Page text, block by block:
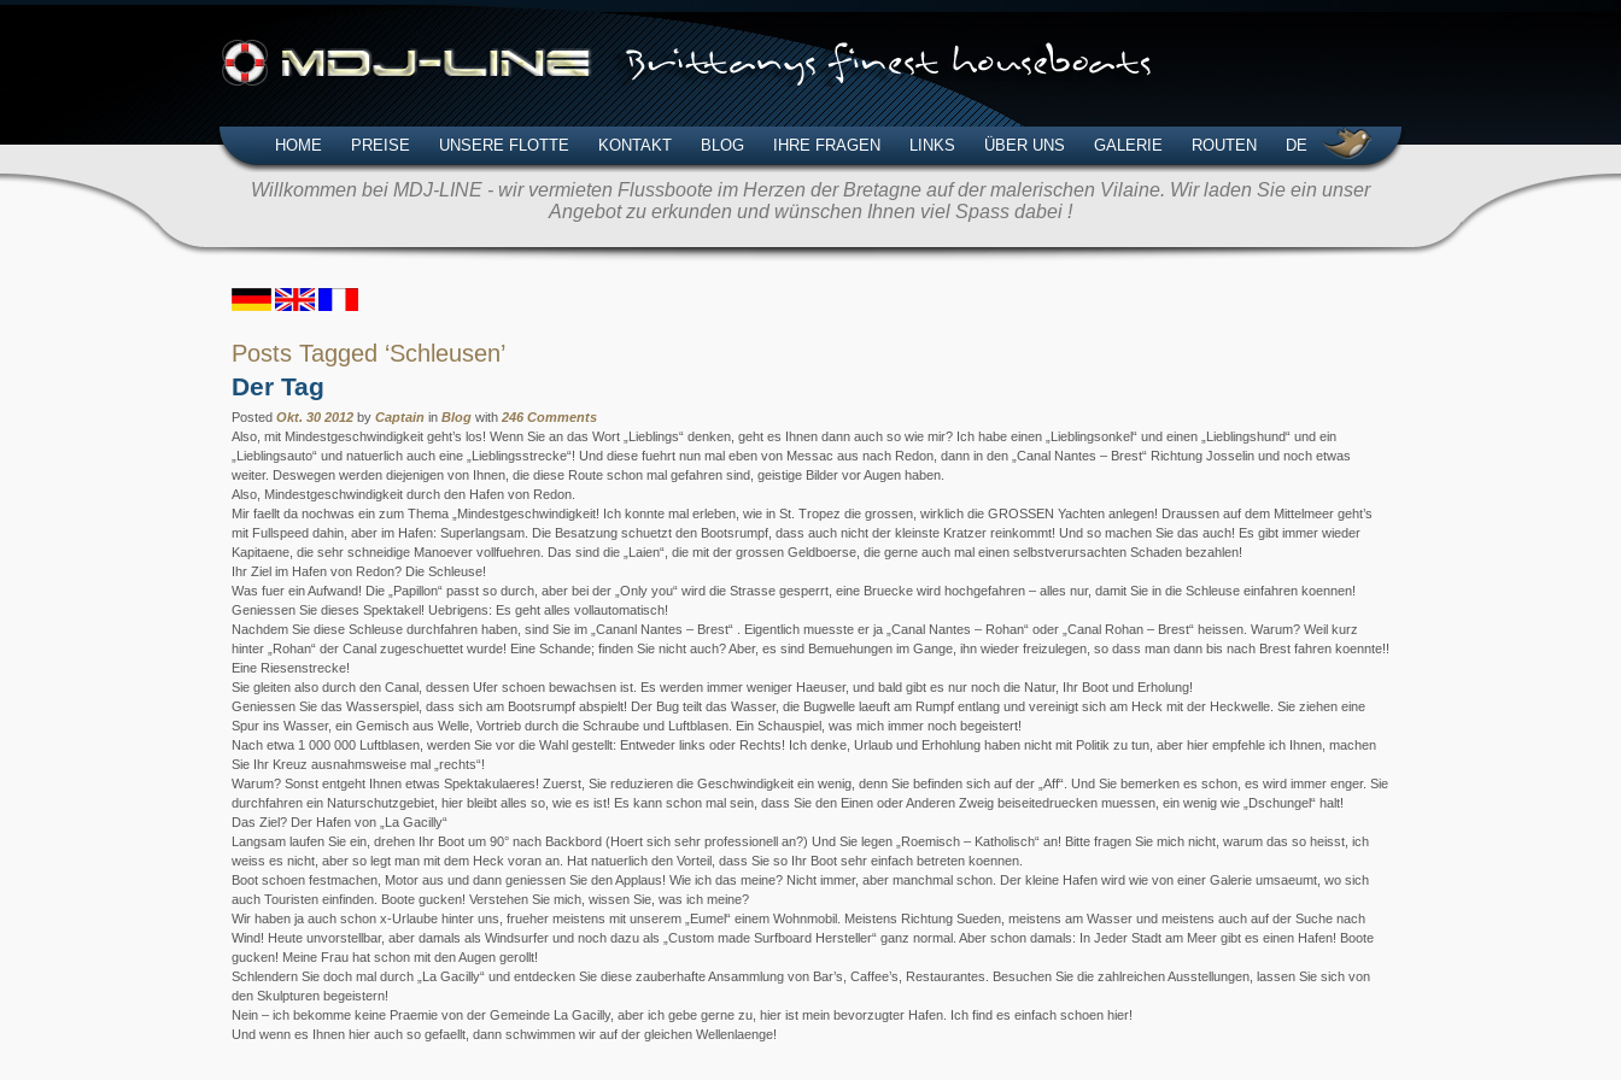
HOME PREISE UNSERE FLOTTE KONTAKT BLOG IHRE FRAGEN LINKS ÜBER UNS GALERIE ROUTEN DE
Willkommen bei MDJ-LINE - wir vermieten Flussboote im Herzen der Bretagne auf der malerischen Vilaine. Wir laden Sie ein unser
Angebot zu erkunden und wünschen Ihnen viel Spass dabei !
Posts Tagged ‘Schleusen’
Der Tag
Posted Okt. 30 2012 by Captain in Blog with 246 Comments
Also, mit Mindestgeschwindigkeit geht’s los! Wenn Sie an das Wort „Lieblings“ denken, geht es Ihnen dann auch so wie mir? Ich habe einen „Lieblingsonkel“ und einen „Lieblingshund“ und ein
„Lieblingsauto“ und natuerlich auch eine „Lieblingsstrecke“! Und diese fuehrt nun mal eben von Messac aus nach Redon, dann in den „Canal Nantes – Brest“ Richtung Josselin und noch etwas
weiter. Deswegen werden diejenigen von Ihnen, die diese Route schon mal gefahren sind, geistige Bilder vor Augen haben.
Also, Mindestgeschwindigkeit durch den Hafen von Redon.
Mir faellt da nochwas ein zum Thema „Mindestgeschwindigkeit! Ich konnte mal erleben, wie in St. Tropez die grossen, wirklich die GROSSEN Yachten anlegen! Draussen auf dem Mittelmeer geht’s
mit Fullspeed dahin, aber im Hafen: Superlangsam. Die Besatzung schuetzt den Bootsrumpf, dass auch nicht der kleinste Kratzer reinkommt! Und so machen Sie das auch! Es gibt immer wieder
Kapitaene, die sehr schneidige Manoever vollfuehren. Das sind die „Laien“, die mit der grossen Geldboerse, die gerne auch mal einen selbstverursachten Schaden bezahlen!
Ihr Ziel im Hafen von Redon? Die Schleuse!
Was fuer ein Aufwand! Die „Papillon“ passt so durch, aber bei der „Only you“ wird die Strasse gesperrt, eine Bruecke wird hochgefahren – alles nur, damit Sie in die Schleuse einfahren koennen!
Geniessen Sie dieses Spektakel! Uebrigens: Es geht alles vollautomatisch!
Nachdem Sie diese Schleuse durchfahren haben, sind Sie im „Cananl Nantes – Brest“ . Eigentlich muesste er ja „Canal Nantes – Rohan“ oder „Canal Rohan – Brest“ heissen. Warum? Weil kurz
hinter „Rohan“ der Canal zugeschuettet wurde! Eine Schande; finden Sie nicht auch? Aber, es sind Bemuehungen im Gange, ihn wieder freizulegen, so dass man dann bis nach Brest fahren koennte!!
Eine Riesenstrecke!
Sie gleiten also durch den Canal, dessen Ufer schoen bewachsen ist. Es werden immer weniger Haeuser, und bald gibt es nur noch die Natur, Ihr Boot und Erholung!
Geniessen Sie das Wasserspiel, dass sich am Bootsrumpf abspielt! Der Bug teilt das Wasser, die Bugwelle laeuft am Rumpf entlang und vereinigt sich am Heck mit der Heckwelle. Sie ziehen eine
Spur ins Wasser, ein Gemisch aus Welle, Vortrieb durch die Schraube und Luftblasen. Ein Schauspiel, was mich immer noch begeistert!
Nach etwa 1 000 000 Luftblasen, werden Sie vor die Wahl gestellt: Entweder links oder Rechts! Ich denke, Urlaub und Erhohlung haben nicht mit Politik zu tun, aber hier empfehle ich Ihnen, machen
Sie Ihr Kreuz ausnahmsweise mal „rechts“!
Warum? Sonst entgeht Ihnen etwas Spektakulaeres! Zuerst, Sie reduzieren die Geschwindigkeit ein wenig, denn Sie befinden sich auf der „Aff“. Und Sie bemerken es schon, es wird immer enger. Sie
durchfahren ein Naturschutzgebiet, hier bleibt alles so, wie es ist! Es kann schon mal sein, dass Sie den Einen oder Anderen Zweig beiseitedruecken muessen, ein wenig wie „Dschungel“ halt!
Das Ziel? Der Hafen von „La Gacilly“
Langsam laufen Sie ein, drehen Ihr Boot um 90° nach Backbord (Hoert sich sehr professionell an?) Und Sie legen „Roemisch – Katholisch“ an! Bitte fragen Sie mich nicht, warum das so heisst, ich
weiss es nicht, aber so legt man mit dem Heck voran an. Hat natuerlich den Vorteil, dass Sie so Ihr Boot sehr einfach betreten koennen.
Boot schoen festmachen, Motor aus und dann geniessen Sie den Applaus! Wie ich das meine? Nicht immer, aber manchmal schon. Der kleine Hafen wird wie von einer Galerie umsaeumt, wo sich
auch Touristen einfinden. Boote gucken! Verstehen Sie mich, wissen Sie, was ich meine?
Wir haben ja auch schon x-Urlaube hinter uns, frueher meistens mit unserem „Eumel“ einem Wohnmobil. Meistens Richtung Sueden, meistens am Wasser und meistens auch auf der Suche nach
Wind! Heute unvorstellbar, aber damals als Windsurfer und noch dazu als „Custom made Surfboard Hersteller“ ganz normal. Aber schon damals: In Jeder Stadt am Meer gibt es einen Hafen! Boote
gucken! Meine Frau hat schon mit den Augen gerollt!
Schlendern Sie doch mal durch „La Gacilly“ und entdecken Sie diese zauberhafte Ansammlung von Bar’s, Caffee’s, Restaurantes. Besuchen Sie die zahlreichen Ausstellungen, lassen Sie sich von
den Skulpturen begeistern!
Nein – ich bekomme keine Praemie von der Gemeinde La Gacilly, aber ich gebe gerne zu, hier ist mein bevorzugter Hafen. Ich find es einfach schoen hier!
Und wenn es Ihnen hier auch so gefaellt, dann schwimmen wir auf der gleichen Wellenlaenge!